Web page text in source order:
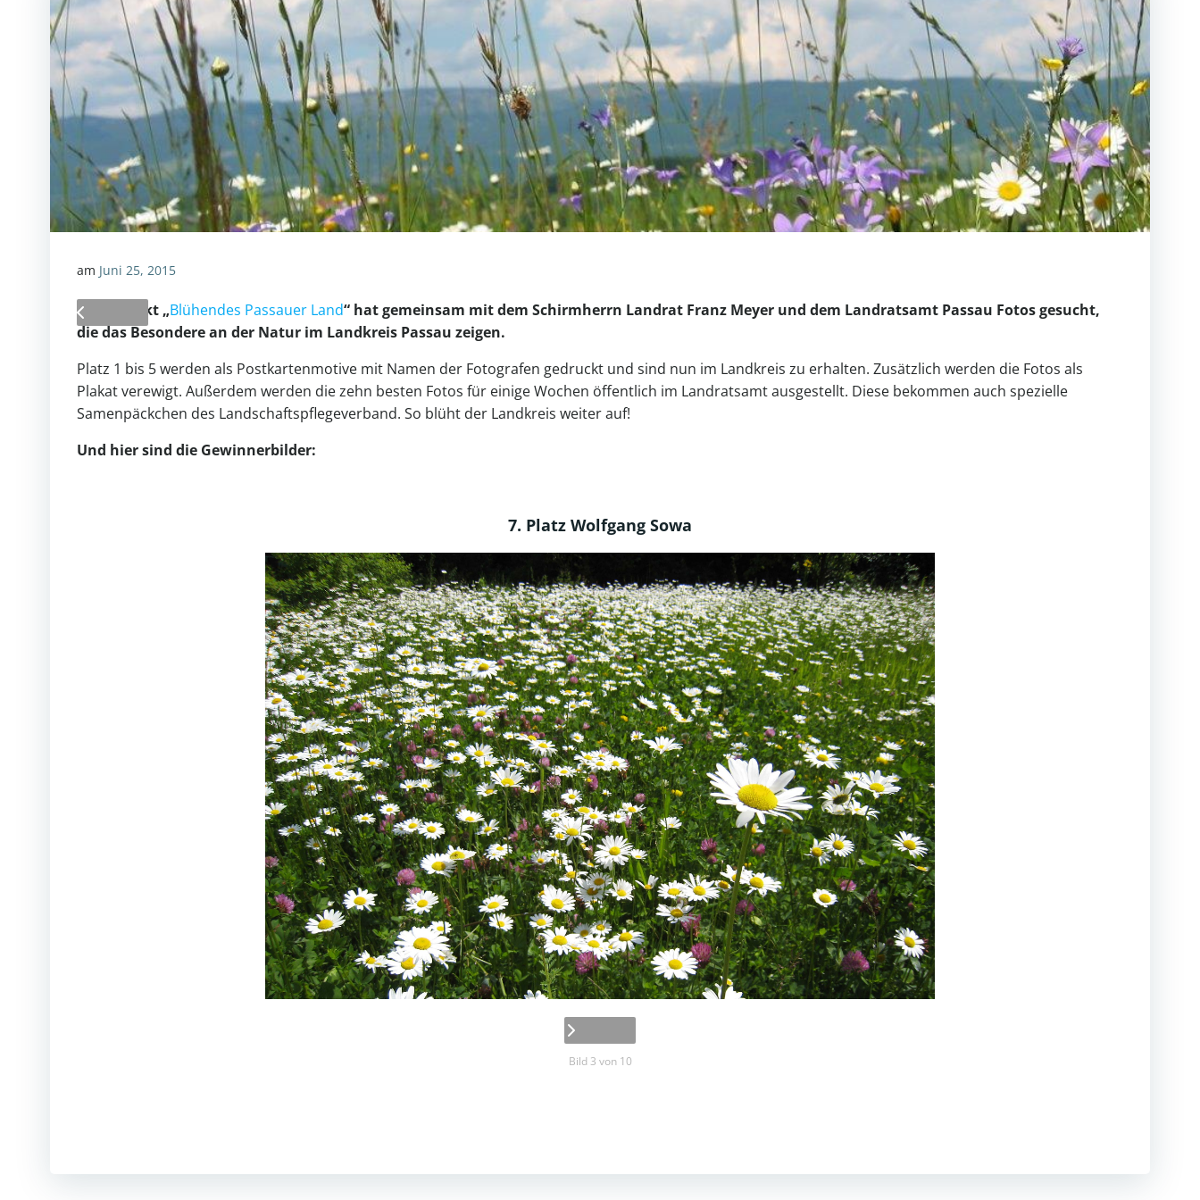
am Juni 25, 2015
Das Projekt „Blühendes Passauer Land“ hat gemeinsam mit dem Schirmherrn Landrat Franz Meyer und dem Landratsamt Passau Fotos gesucht,
die das Besondere an der Natur im Landkreis Passau zeigen.
Platz 1 bis 5 werden als Postkartenmotive mit Namen der Fotografen gedruckt und sind nun im Landkreis zu erhalten. Zusätzlich werden die Fotos als
Plakat verewigt. Außerdem werden die zehn besten Fotos für einige Wochen öffentlich im Landratsamtausgestellt. Diese bekommen auch spezielle
Samenpäckchen des Landschaftspflegeverband. So blüht der Landkreis weiter auf!
Und hier sind die Gewinnerbilder:
7. Platz Wolfgang Sowa
Bild 3 von 10